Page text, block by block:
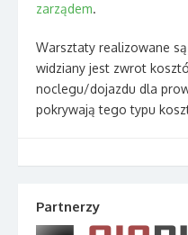
zarządem.
Warsztaty realizowane
widziany jest zwrot
noclegu/dojazdu dla
pokrywają tego typu
Partnerzy